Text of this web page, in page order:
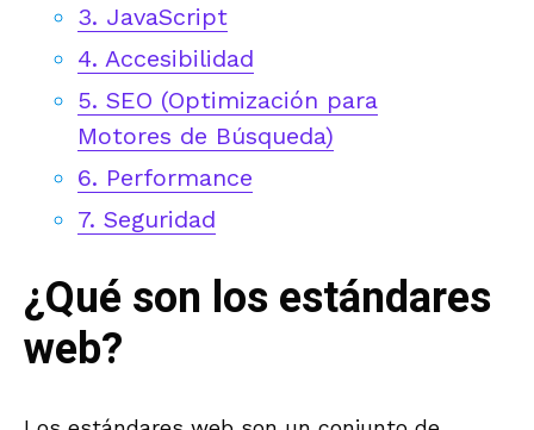
3. JavaScript
4. Accesibilidad
5. SEO (Optimización para
Motores de Búsqueda)
6. Performance
7. Seguridad
¿Qué son los estándares
web?